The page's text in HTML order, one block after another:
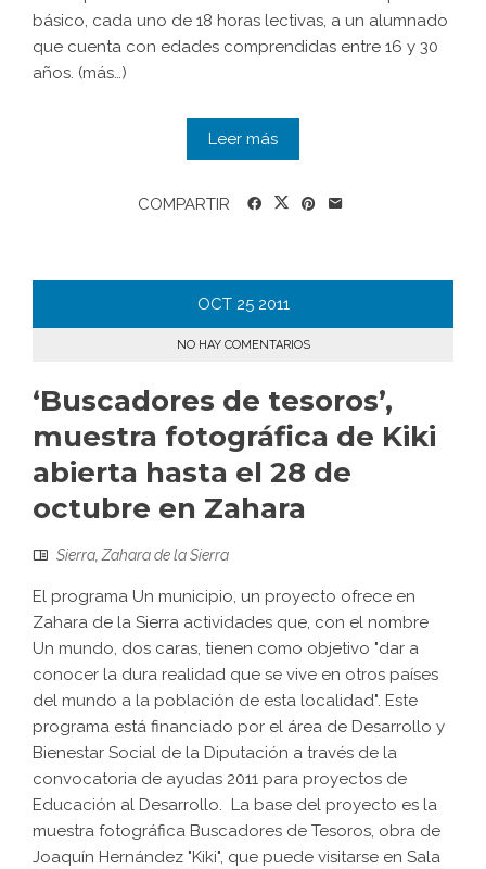
básico, cada uno de 18 horas lectivas, a un alumnado
que cuenta con edades comprendidas entre 16 y 30
años. (más…)
Leer más
COMPARTIR
OCT 25 2011
NO HAY COMENTARIOS
‘Buscadores de tesoros’,
muestra fotográfica de Kiki
abierta hasta el 28 de
octubre en Zahara
Sierra,Zahara de la Sierra
El programa Un municipio, un proyecto ofrece en
Zahara de la Sierra actividades que, con el nombre
Un mundo, dos caras, tienen como objetivo "dar a
conocer la dura realidad que se vive en otros países
del mundo a la población de esta localidad". Este
programa está financiado por el área de Desarrollo y
Bienestar Social de la Diputación a través de la
convocatoria de ayudas 2011 para proyectos de
Educación al Desarrollo. La base del proyecto es la
muestra fotográfica Buscadores de Tesoros, obra de
Joaquín Hernández "Kiki", que puede visitarse en Sala